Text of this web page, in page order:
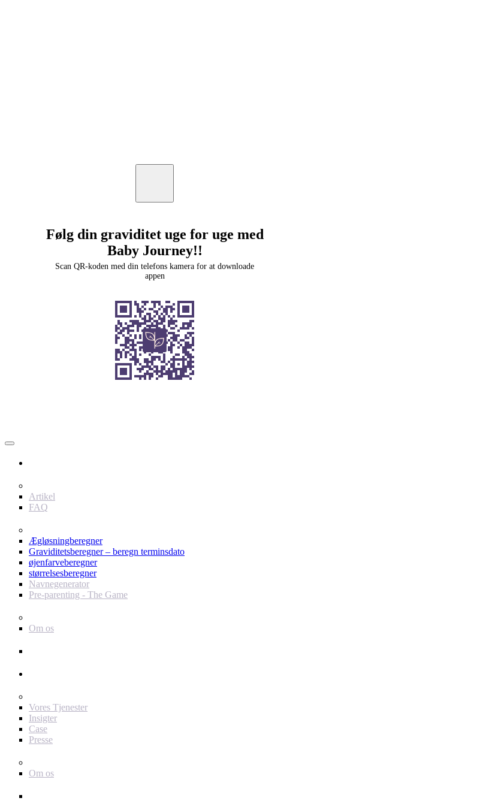
Følg din graviditet uge for uge med
Baby Journey!!
Scan QR-koden med din telefons kamera for at downloade
appen
Artikel
FAQ
Ægløsningberegner
Graviditetsberegner – beregn terminsdato
øjenfarveberegner
størrelsesberegner
Navnegenerator
Pre-parenting - The Game
Om os
Vores Tjenester
Insigter
Case
Presse
Om os